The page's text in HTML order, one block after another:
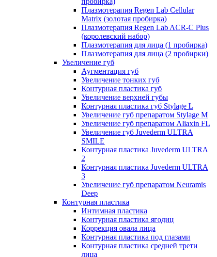
Плазмотерапия Regen Lab Cellular
Matrix (золотая пробирка)
Плазмотерапия Regen Lab ACR-C Plus
(королевский набор)
Плазмотерапия для лица (1 пробирка)
Плазмотерапия для лица (2 пробирки)
Увеличение губ
Аугментация губ
Увеличение тонких губ
Контурная пластика губ
Увеличение верхней губы
Контурная пластика губ Stylage L
Увеличение губ препаратом Stylage M
Увеличение губ препаратом Aliaxin FL
Увеличение губ Juvederm ULTRA
SMILE
Контурная пластика Juvederm ULTRA
2
Контурная пластика Juvederm ULTRA
3
Увеличение губ препаратом Neuramis
Deep
Контурная пластика
Интимная пластика
Контурная пластика ягодиц
Коррекция овала лица
Контурная пластика под глазами
Контурная пластика средней трети
лица